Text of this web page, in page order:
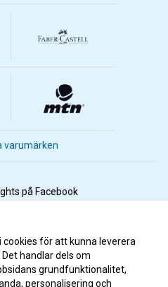
varumärken
på Facebook
på Instagram
på Youtube
cookies för att kunna leverera
handlar dels om
grundfunktionalitet,
personalisering och